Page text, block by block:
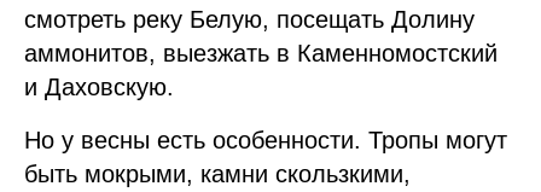
смотреть реку Белую, посещать Долину
аммонитов, выезжать в Каменномостский
и Даховскую.
Но у весны есть особенности. Тропы могут
быть мокрыми, камни скользкими,